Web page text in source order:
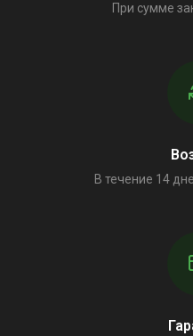
При сумме
В течение 14